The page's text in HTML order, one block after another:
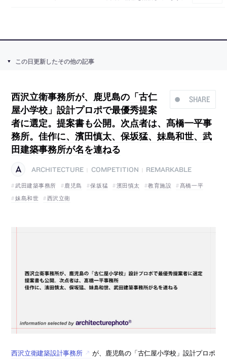
この日更新したその他の記事
SHARE
西沢立衛事務所が、鹿児島の「古仁
屋小学校」設計プロポで最優秀提案
者に選定。提案書も公開。次点者は、髙橋一平事
務所。佳作に、濱田慎太、保坂猛、妹島和世、武
田建築事務所が名を連ねる
ARCHITECTURE COMPETITION
REMARKABLE
武田建築事務所
鹿児島 保坂猛 濱田慎太 教育施設
髙橋一平
妹島和世
西沢立衛
西沢立衛建築設計事務所
が、鹿児島の「古仁屋小学校」設計プロポ